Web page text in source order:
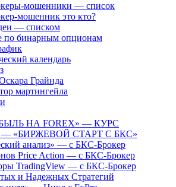
мошенники — список
мошенник это кто?
— списком
по бинарным опционам
календарь
Грайнда
мартингейла
НА FOREX» — КУРС
— «БИРЖЕВОЙ СТАРТ С БКС»
анализ» — с БКС-Брокер
Price Action — с БКС-Брокер
TradingView — с БКС-Брокер
и Надежных Стратегий